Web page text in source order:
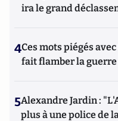
ira le grand
4Ces mots piégés
fait flamber la guerre
5Alexandre Jardin :
plus à une police de